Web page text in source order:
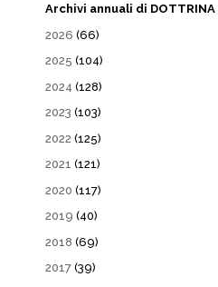
Archivi annuali di
2026 (66)
2025 (104)
2024 (128)
2023 (103)
2022 (125)
2021 (121)
2020 (117)
2019 (40)
2018 (69)
2017 (39)